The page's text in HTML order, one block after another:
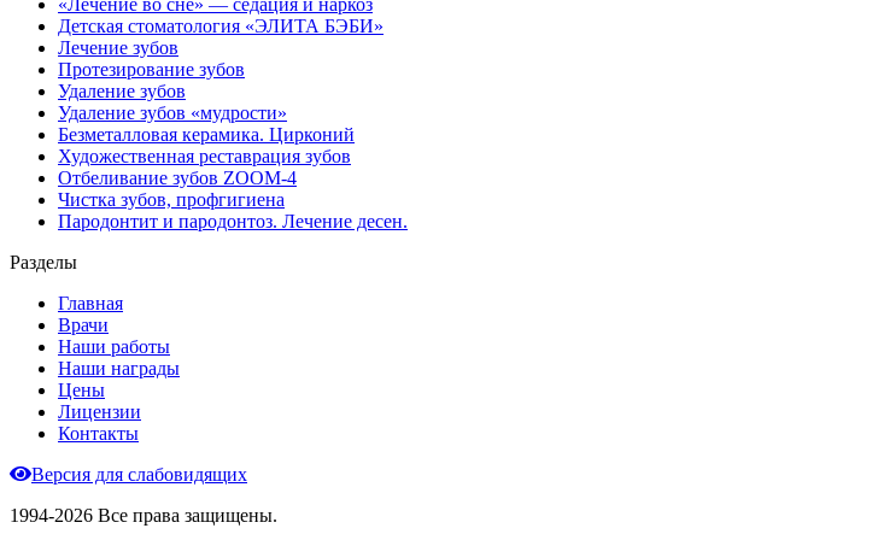
Детская стоматология «ЭЛИТА БЭБИ»
Лечение зубов
Протезирование зубов
Удаление зубов
Удаление зубов «мудрости»
Безметалловая керамика. Цирконий
Художественная реставрация зубов
Отбеливание зубов ZOOM-4
Чистка зубов, профгигиена
Пародонтит и пародонтоз. Лечение десен.
Разделы
Главная
Врачи
Наши работы
Наши награды
Цены
Лицензии
Контакты
Версия для слабовидящих
1994-2026 Все права защищены.